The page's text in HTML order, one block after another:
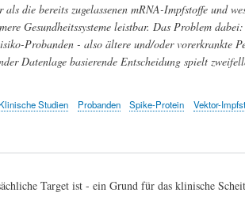
die bereits zugelassenen mRNA-Impfstoffe und
Gesundheitssysteme leistbar. Das Problem
Probanden - also ältere und/oder vorerkrankte
Datenlage basierende Entscheidung spielt
Klinische Studien Probanden Spike-Protein Vektor-
Target ist - ein Grund für das klinische